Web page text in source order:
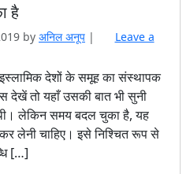
है
by अनिल अनूप |
Leave a
देशों के समूह का संस्थापक
तो यहाँ उसकी बात भी सुनी
लेकिन समय बदल चुका है, यह
लेनी चाहिए। इसे निश्चित रूप से
[…]